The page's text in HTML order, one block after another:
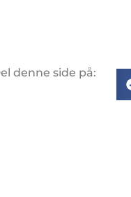
denne side på: